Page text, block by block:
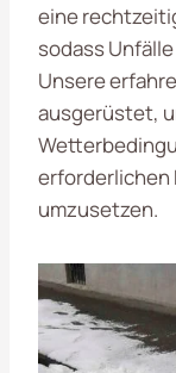
eine
sodass
Unsere
ausgerüstet,
erforderlichen
umzusetzen.